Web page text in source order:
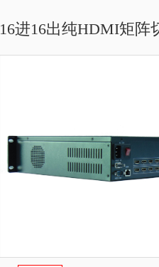
16进16出纯HDMI矩阵